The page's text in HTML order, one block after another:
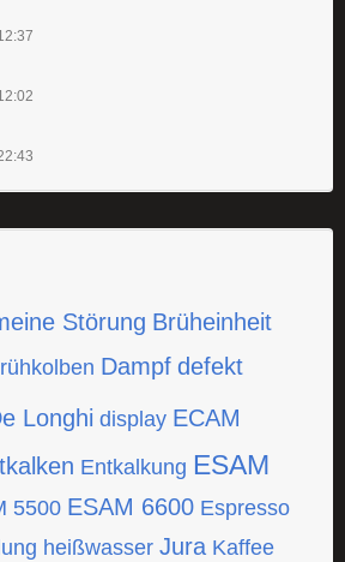
Störung Brüheinheit
Dampf defekt
Longhi display ECAM
Entkalkung ESAM
5500 ESAM 6600 Espresso
heißwasser Jura Kaffee